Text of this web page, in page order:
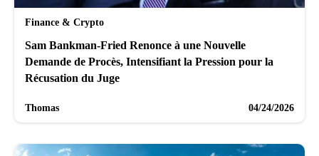
Finance & Crypto
Sam Bankman-Fried Renonce à une Nouvelle
Demande de Procès, Intensifiant la Pression pour la
Récusation du Juge
Thomas 04/24/2026